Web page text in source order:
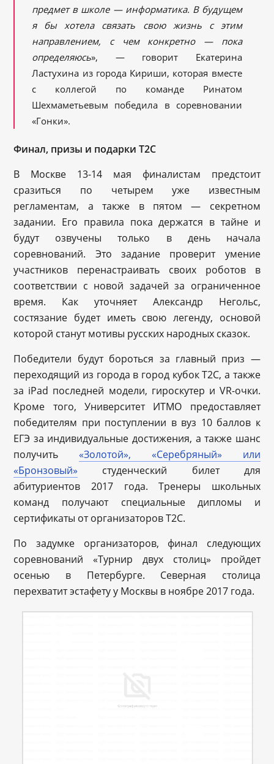
предмет в школе — информатика. В будущем
я бы хотела связать свою жизнь с этим
направлением, с чем конкретно — пока
определяюсь», — говорит Екатерина
Ластухина из города Кириши, которая вместе
с коллегой по команде Ринатом
Шехмаметьевым победила в соревновании
«Гонки».
Финал, призы и подарки Т2С
В Москве 13-14 мая финалистам предстоит
сразиться по четырем уже известным
регламентам, а также в пятом — секретном
задании. Его правила пока держатся в тайне и
будут озвучены только в день начала
соревнований. Это задание проверит умение
участников перенастраивать своих роботов в
соответствии с новой задачей за ограниченное
время. Как уточняет Александр Негольс,
состязание будет иметь свою легенду, основой
которой станут мотивы русских народных сказок.
Победители будут бороться за главный приз —
переходящий из города в город кубок Т2С, а также
за iPad последней модели, гироскутер и VR-очки.
Кроме того, Университет ИТМО предоставляет
победителям при поступлении в вуз 10 баллов к
ЕГЭ за индивидуальные достижения, а также шанс
получить «Золотой», «Серебряный» или
«Бронзовый» студенческий билет для
абитуриентов 2017 года. Тренеры школьных
команд получают специальные дипломы и
сертификаты от организаторов Т2С.
По задумке организаторов, финал следующих
соревнований «Турнир двух столиц» пройдет
осенью в Петербурге. Северная столица
перехватит эстафету у Москвы в ноябре 2017 года.